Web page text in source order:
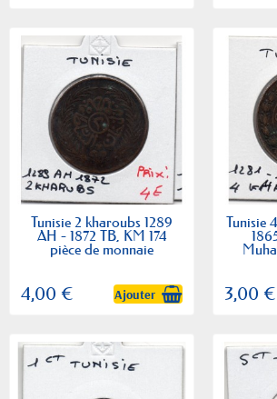
Tunisie 2 kharoubs 1289
AH - 1872 TB, KM 174
pièce de monnaie
4,00 € Ajouter
Tunisie
3,00 €